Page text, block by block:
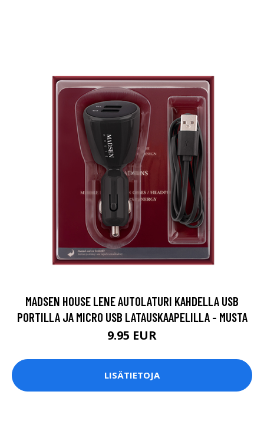
MADSEN HOUSE LENE AUTOLATURI KAHDELLA USB
PORTILLA JA MICRO USB LATAUSKAAPELILLA - MUSTA
9.95 EUR
LISÄTIETOJA